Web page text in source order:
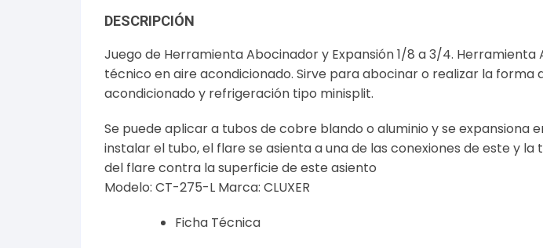
DESCRIPCIÓN
Juego de Herramienta Abocinador y Expansión 1/8 a 3/4.
técnico en aire acondicionado. Sirve para abocinar o realizar la
acondicionado y refrigeración tipo minisplit.
Se puede aplicar a tubos de cobre blando o aluminio y se expansiona
instalar el tubo, el flare se asienta a una de las conexiones de este y
del flare contra la superficie de este asiento
Modelo: CT-275-L Marca: CLUXER
Ficha Técnica